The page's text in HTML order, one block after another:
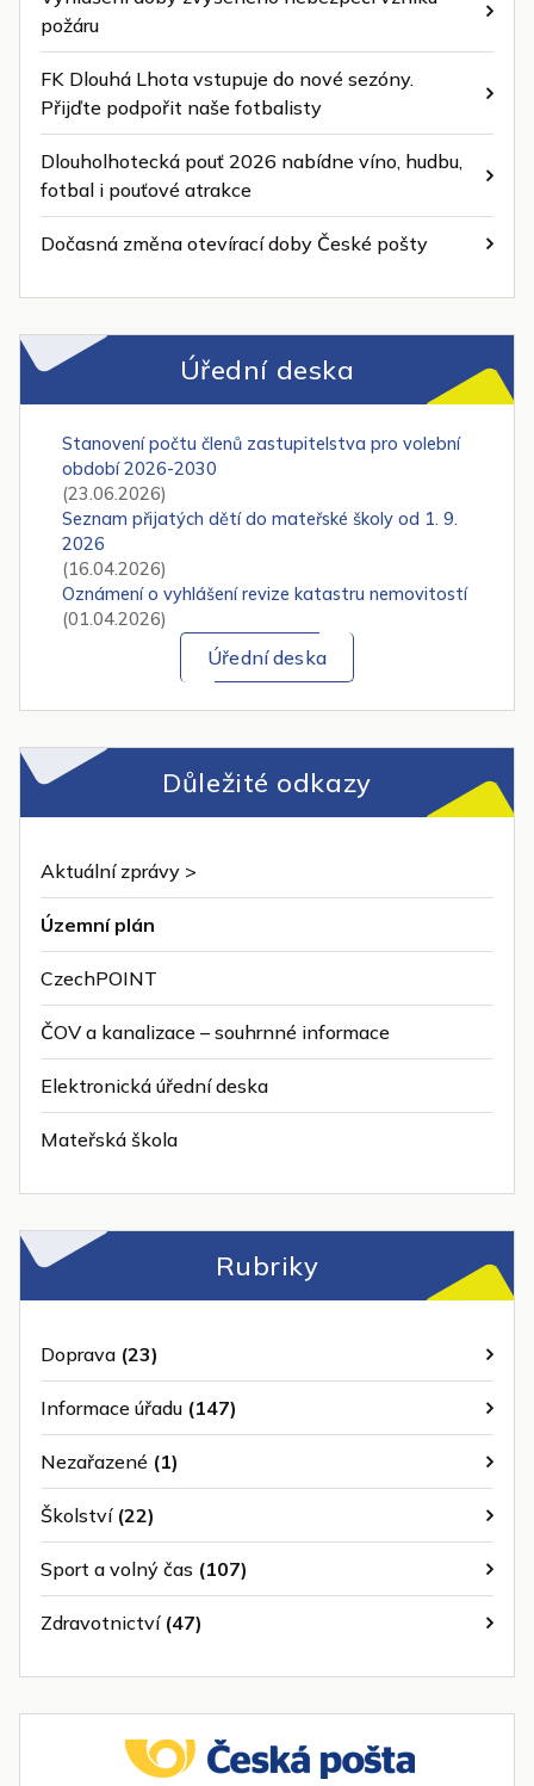
požáru
FK Dlouhá Lhota vstupuje do nové sezóny.
Přijďte podpořit naše fotbalisty
Dlouholhotecká pouť 2026 nabídne víno, hudbu,
fotbal i pouťové atrakce
Dočasná změna otevírací doby České pošty
Úřední deska
Stanovení počtu členů zastupitelstva pro volební
období 2026-2030
(23.06.2026)
Seznam přijatých dětí do mateřské školy od 1. 9.
2026
(16.04.2026)
Oznámení o vyhlášení revize katastru nemovitostí
(01.04.2026)
Úřední deska
Důležité odkazy
Aktuální zprávy >
Územní plán
CzechPOINT
ČOV a kanalizace – souhrnné informace
Elektronická úřední deska
Mateřská škola
Rubriky
Doprava (23)
Informace úřadu (147)
Nezařazené (1)
Školství(22)
Sport a volný čas (107)
Zdravotnictví(47)